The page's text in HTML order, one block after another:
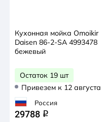
Кухонная мойка Omoikir
Daisen 86-2-SA 4993478
бежевый
Остаток 19 шт
Привезем к 12 августа
Россия
29788 q